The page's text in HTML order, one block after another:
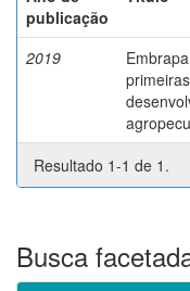
publicação
2019
Resultado 1-1 de 1.
Busca